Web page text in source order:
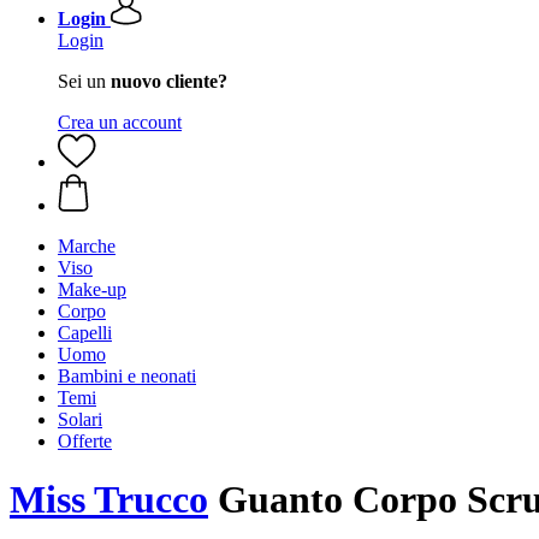
Login
Login
Sei un nuovo cliente?
Crea un account
Marche
Viso
Make-up
Corpo
Capelli
Uomo
Bambini e neonati
Temi
Solari
Offerte
Miss Trucco Guanto Corpo